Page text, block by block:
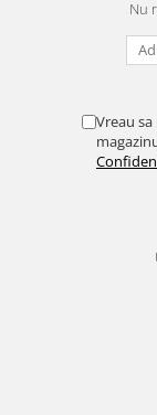
Nu
Vreau